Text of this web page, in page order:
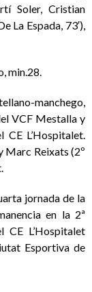
Soler, Cristian
La Espada, 73′),
min.28.
manchego,
VCF Mestalla y
L’Hospitalet.
Marc Reixats (2º
jornada de la
en la 2ª
CE L’Hospitalet
Esportiva de